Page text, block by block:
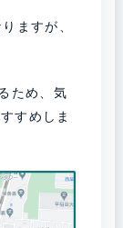
ますが、
ため、気
すめしま